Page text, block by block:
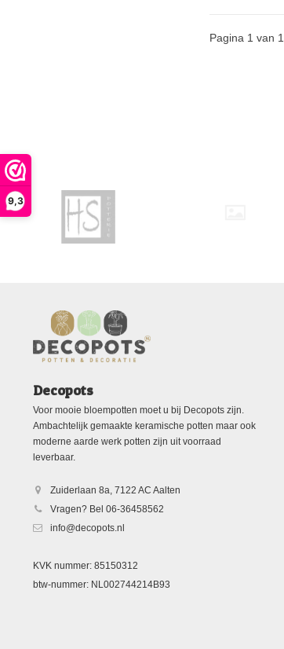
9,3
Pagina 1 van 1
Decopots
Voor mooie bloempotten moet u bij Decopots zijn.
Ambachtelijk gemaakte keramische potten maar ook
moderne aarde werk potten zijn uit voorraad
leverbaar.
Zuiderlaan 8a, 7122 AC Aalten
Vragen? Bel 06-36458562
info@decopots.nl
KVK nummer: 85150312
btw-nummer: NL002744214B93